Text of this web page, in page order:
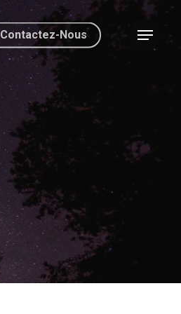
Contactez-Nous Menu